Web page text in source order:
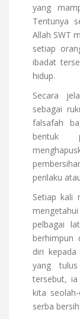
yang
Tentunya
Allah SWT
setiap
ibadat
hidup.
Secara
sebagai
falsafah
bentuk
perilaku
Setiap kali
pelbagai
berhimpun
diri
yang
tersebut,
kita
serba